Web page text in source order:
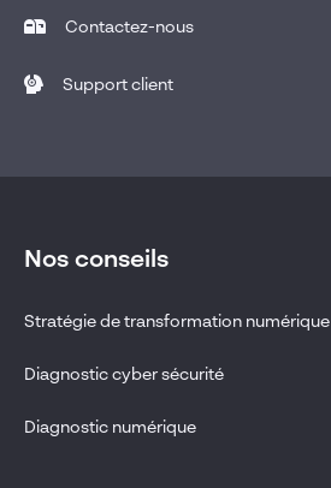
Contactez-nous
Support client
Nos conseils
Stratégie de transformation numérique
Diagnostic cyber sécurité
Diagnostic numérique